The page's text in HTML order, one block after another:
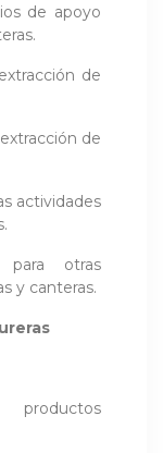
de apoyo
de
de
actividades
otras
y canteras.
productos